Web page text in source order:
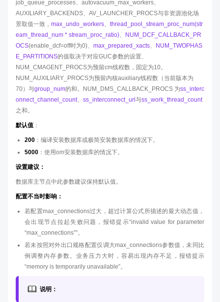
job_queue_processes、autovacuum_max_workers、
AUXILIARY_BACKENDS、AV_LAUNCHER_PROCS与非资源池化场
景取值一致， max_undo_workers、 thread_pool_stream_proc_num(str
eam_thread_num * stream_proc_ratio)、
NUM_DCF_CALLBACK_PR
OCS(enable_dcf=off时为0)、 max_prepared_xacts、
NUM_TWOPHAS
E_PARTITIONS的值取决于对应GUC参数的设置、
NUM_CMAGENT_PROCS为预留cm线程数，固定为10。
NUM_AUXILIARY_PROCS为预留内核auxiliary线程数（当前版本为
70）与group_num的和。NUM_DMS_CALLBACK_PROCS 为ss_interc
onnect_channel_count、 ss_interconnect_url 与ss_work_thread_count
之和。
默认值 ：
200 ：编译安装数据库或极简安装数据库的情况下。
5000 ：使用om安装数据库的情况下。
设置建议：
数据库主节点中此参数建议保持默认值。
配置不当时影响：
若配置max_connections过大，超过计算公式所描述的最大动态值，
会出现节点拉起失败问题，报错提示“invalid value for parameter
“max_connections””。
若未按照对外出口规格配置仅调大max_connections参数值，未同比
例调整内存参数。业务压力大时，容易出现内存不足，报错提示
“memory is temporarily unavailable”。
说明：